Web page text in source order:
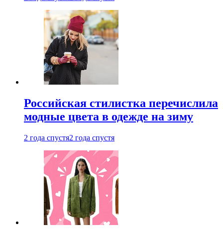
Российская стилистка перечислила
модные цвета в одежде на зиму
2 года спустя2 года спустя